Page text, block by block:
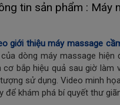
tin sản phẩm : Máy
giới thiệu máy massage
dòng máy massage hiện
cơ bắp hiệu quả sau giờ làm
sử dụng. Video minh
để khám phá bí quyết thư